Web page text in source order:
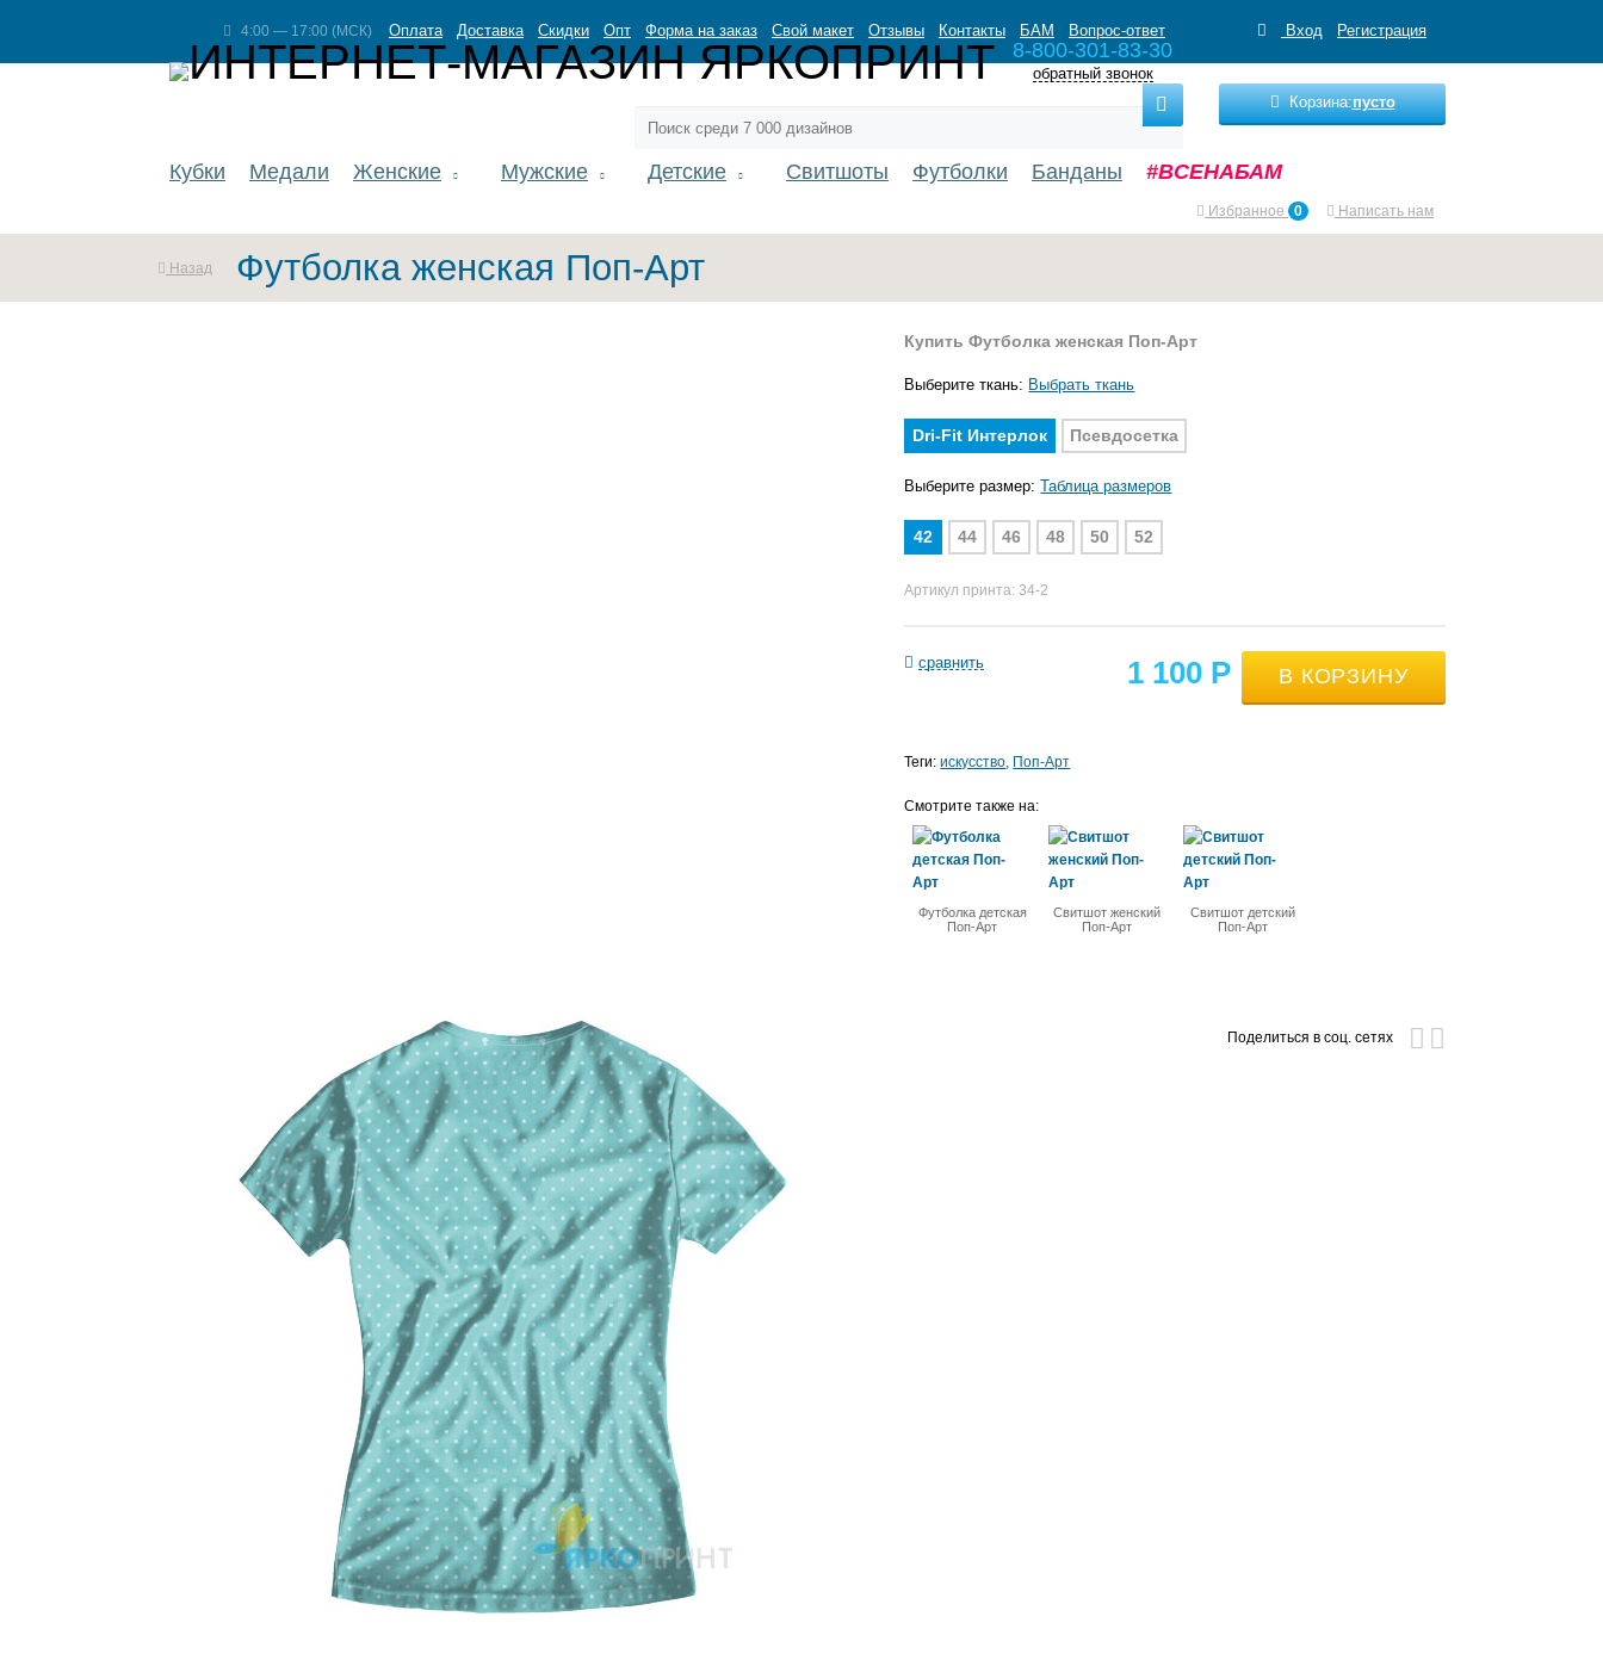
4:00 — 17:00 (МСК) Оплата Доставка Скидки Опт Форма на заказ Свой макет Отзывы Контакты БАМ Вопрос-ответ Вход Регистрация
8-800-301-83-30
обратный звонок
Корзина:пусто
Кубки Медали Женские Мужские Детские Свитшоты Футболки Банданы #ВСЕНАБАМ
Избранное 0 Написать нам
Назад Футболка женская Поп-Арт
Купить Футболка женская Поп-Арт
Выберите ткань: Выбрать ткань
Dri-Fit Интерлок Псевдосетка
Выберите размер:Таблица размеров
42 44 46 48 50 52
Артикул принта: 34-2
1 100 Р
сравнить
Теги:искусство Поп-Арт
Смотрите также на:
Футболка детская
Поп-Арт
Свитшот женский
Поп-Арт
Свитшот детский
Поп-Арт
Поделиться в соц. сетях